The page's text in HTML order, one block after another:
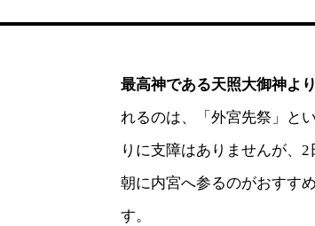
最高神である天照大御神よ
れるのは、「外宮先祭」と
りに支障はありませんが、
朝に内宮へ参るのがおすす
す。